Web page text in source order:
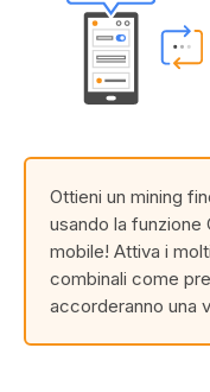
Ottieni un mining
usando la
mobile! Attiva i
combinali come
accorderanno una